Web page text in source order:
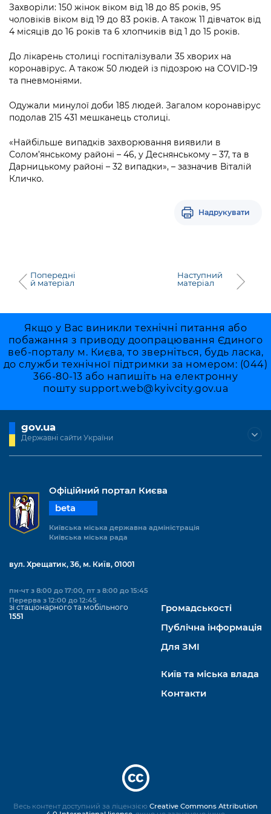
Підприємства, установи, організації
Kyiv International Relations
Річні звіти
Гендерна політика
Безбар'єрність
Портал Захисників та Захисниць
Портал послуг
Важливе під час воєнного стану
Уряд» – місцевий рівень»
Важливе під час воєнного стану
Про відкриті дані
Портал даних Києва
Публічні дашборди
Захворіли: 150 жінок віком від 18 до 85 років, 95
чоловіків віком від 19 до 83 років. А також 11 дівчаток від
4 місяців до 16 років та 6 хлопчиків від 1 до 15 років.
До лікарень столиці госпіталізували 35 хворих на
коронавірус. А також 50 людей із підозрою на COVID-19
та пневмоніями.
Одужали минулої доби 185 людей. Загалом коронавірус
подолав 215 431 мешканець столиці.
«Найбільше випадків захворювання виявили в
Солом’янському районі – 46, у Деснянському – 37, та в
Дарницькому районі – 32 випадки», – зазначив Віталій
Кличко.
Надрукувати
Попередні
й матеріал
Наступний
матеріал
Якщо у Вас виникли технічні питання або
побажання з приводу доопрацювання Єдиного
веб-порталу м. Києва, то зверніться, будь ласка,
до служби технічної підтримки за номером: (044)
366-80-13 або напишіть на електронну
пошту support.web@kyivcity.gov.ua
gov.ua
Державні сайти України
Офіційний портал Києва
beta
Київська міська державна адміністрація
Київська міська рада
вул. Хрещатик, 36, м. Київ, 01001
пн-чт з 8:00 до 17:00, пт з 8:00 до 15:45
Перерва з 12:00 до 12:45
зі стаціонарного та мобільного
1551
Громадськості
Публічна інформація
Для ЗМІ
Київ та міська влада
Контакти
Весь контент доступний за ліцензією Creative Commons Attribution